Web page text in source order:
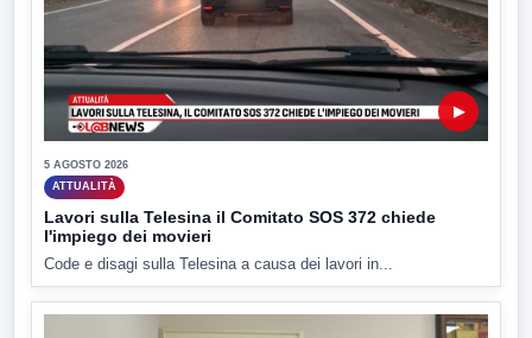
▶
5 AGOSTO 2026
ATTUALITÀ
Lavori sulla Telesina il Comitato SOS 372 chiede
l'impiego dei movieri
Code e disagi sulla Telesina a causa dei lavori in...